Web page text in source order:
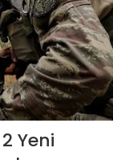
Yeni